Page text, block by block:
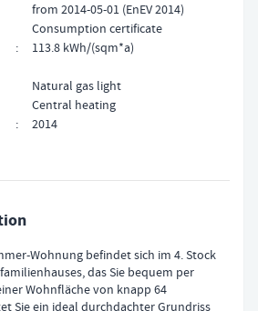
from 2014-05-01 (EnEV 2014)
Consumption certificate
113.8 kWh/(sqm*a)
Natural gas light
Central heating
2014
Wohnung befindet sich im 4. Stock
das Sie bequem per
Wohnfläche von knapp 64
Sie ein ideal durchdachter Grundriss